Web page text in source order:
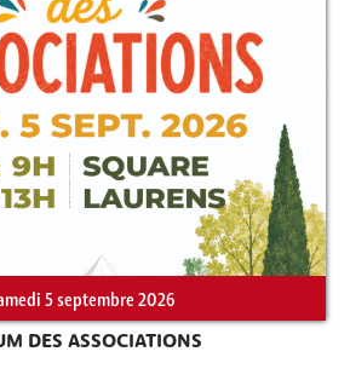
5 septembre 2026
DES ASSOCIATIONS